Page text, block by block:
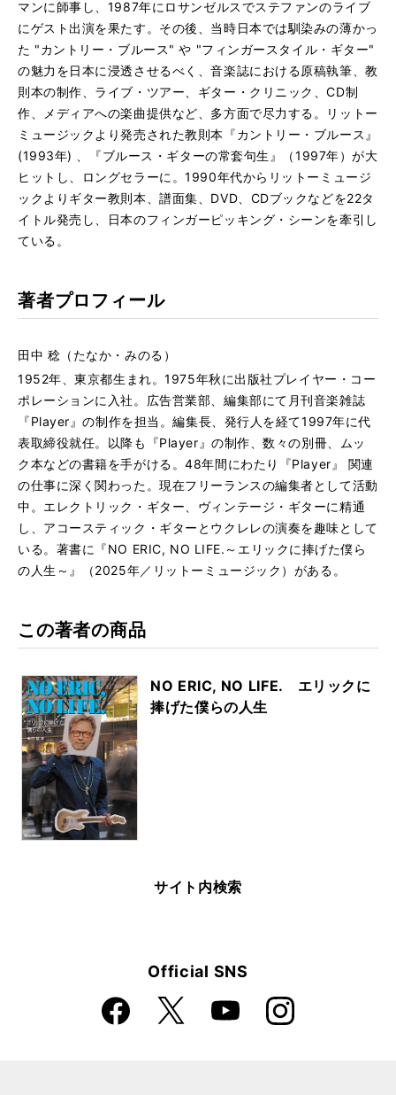
マンに師事し、1987年にロサンゼルスでステファンのライブ
にゲスト出演を果たす。その後、当時日本では馴染みの薄かっ
た "カントリー・ブルース" や "フィンガースタイル・ギター"
の魅力を日本に浸透させるべく、音楽誌における原稿執筆、教
則本の制作、ライブ・ツアー、ギター・クリニック、CD制
作、メディアへの楽曲提供など、多方面で尽力する。リットー
ミュージックより発売された教則本『カントリー・ブルース』
(1993年) 、『ブルース・ギターの常套句生』（1997年）が大
ヒットし、ロングセラーに。1990年代からリットーミュージ
ックよりギター教則本、譜面集、DVD、CDブックなどを22タ
イトル発売し、日本のフィンガーピッキング・シーンを牽引し
ている。
著者プロフィール
田中 稔（たなか・みのる）
1952年、東京都生まれ。1975年秋に出版社プレイヤー・コー
ポレーションに入社。広告営業部、編集部にて月刊音楽雑誌
『Player』の制作を担当。編集長、発行人を経て1997年に代
表取締役就任。以降も『Player』の制作、数々の別冊、ムッ
ク本などの書籍を手がける。48年間にわたり『Player』 関連
の仕事に深く関わった。現在フリーランスの編集者として活動
中。エレクトリック・ギター、ヴィンテージ・ギターに精通
し、アコースティック・ギターとウクレレの演奏を趣味として
いる。著書に『NO ERIC, NO LIFE.～エリックに捧げた僕ら
の人生～』（2025年／リットーミュージック）がある。
この著者の商品
NO ERIC, NO LIFE. エリックに
捧げた僕らの人生
サイト内検索
Official SNS
Faceboo
k
X YouTube Instagra
m